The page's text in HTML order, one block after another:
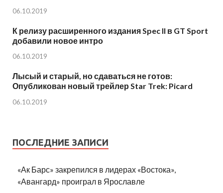
06.10.2019
К релизу расширенного издания Spec II в GT Sport
добавили новое интро
06.10.2019
Лысый и старый, но сдаваться не готов:
Опубликован новый трейлер Star Trek: Picard
06.10.2019
ПОСЛЕДНИЕ ЗАПИСИ
«Ак Барс» закрепился в лидерах «Востока»,
«Авангард» проиграл в Ярославле